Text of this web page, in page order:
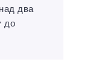
два
до